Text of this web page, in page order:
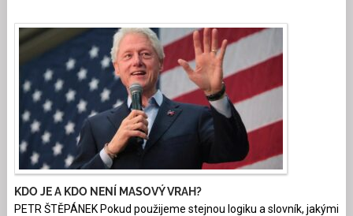
KDO JE A KDO NENÍ MASOVÝ VRAH?
PETR ŠTĚPÁNEK Pokud použijeme stejnou logiku a slovník, jakými